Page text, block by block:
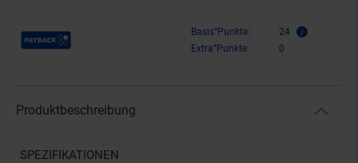
Payback Punkte Basis°Punkte:
24
Extra°Punkte:
0
Produktbeschreibung
SPEZIFIKATIONEN